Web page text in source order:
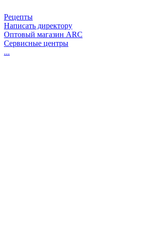
Рецепты
Написать директору
Оптовый магазин ARC
Сервисные центры
...